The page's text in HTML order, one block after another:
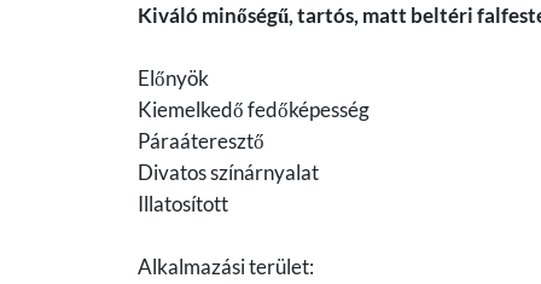
Kiváló minőségű, tartós, matt beltéri
Előnyök
Kiemelkedő fedőképesség
Páraáteresztő
Divatos színárnyalat
Illatosított
Alkalmazási terület: